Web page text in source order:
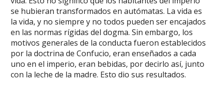
se hubieran transformados en autómatas. La vida es
la vida, y no siempre y no todos pueden ser encajados
en las normas rígidas del dogma. Sin embargo, los
motivos generales de la conducta fueron establecidos
por la doctrina de Confucio, eran enseñados a cada
uno en el imperio, eran bebidas, por decirlo así, junto
con la leche de la madre. Esto dio sus resultados.